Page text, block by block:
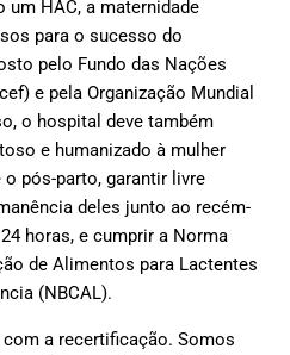
um HAC, a maternidade
para o sucesso do
pelo Fundo das Nações
e pela Organização Mundial
o hospital deve também
e humanizado à mulher
pós-parto, garantir livre
deles junto ao recém-
horas, e cumprir a Norma
de Alimentos para Lactentes
(NBCAL).
a recertificação. Somos